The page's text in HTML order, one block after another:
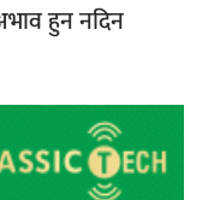
हुन नदिन